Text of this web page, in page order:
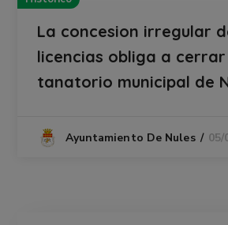
La concesion irregular
licencias obliga a cerrar
tanatorio municipal de
Ayuntamiento De Nules 05/